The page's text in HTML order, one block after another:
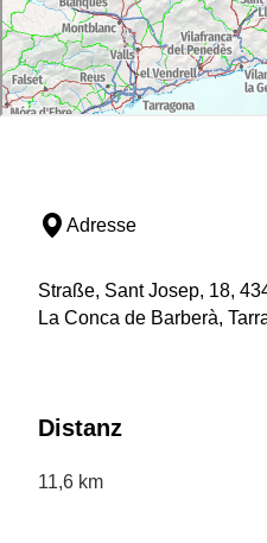
Adresse
Straße, Sant Josep, 18,
La Conca de Barberà,
Distanz
11,6 km